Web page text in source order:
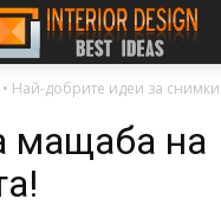
Най-добрите идеи за снимки
мащаба на